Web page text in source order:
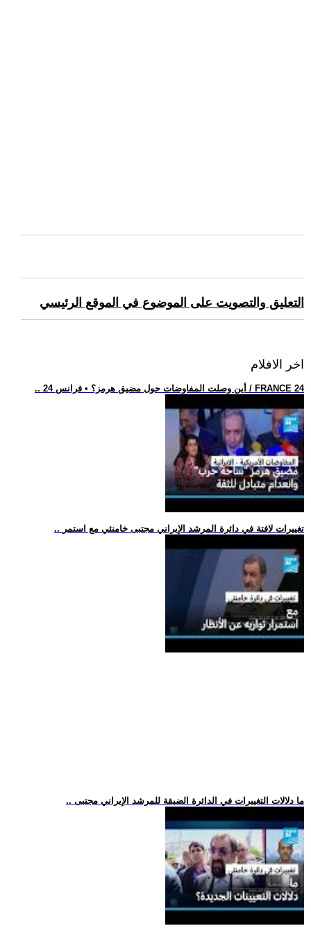
التعليق والتصويت على الموضوع في الموقع الرئيسي
اخر الافلام
.. أين وصلت المفاوضات حول مضيق هرمز؟ • فرانس 24 / FRANCE 24
.. تغييرات لافتة في دائرة المرشد الإيراني مجتبى خامنئي مع استمر
.. ما دلالات التغييرات في الدائرة الضيقة للمرشد الإيراني مجتبى